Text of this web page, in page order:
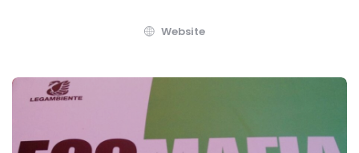
Website
Post
navigation